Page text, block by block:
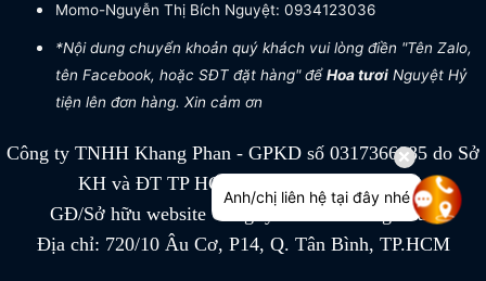
Momo-Nguyễn Thị Bích Nguyệt: 0934123036
*Nội dung chuyển khoản quý khách vui lòng điền "Tên Zalo,
tên Facebook, hoặc SĐT đặt hàng" đểHoa tươiNguyệt Hỷ
tiện lên đơn hàng. Xin cảm ơn
Công ty TNHH Khang Phan - GPKD số 0317366885 do Sở
KH và ĐT TP HCM cấp ngày 04/07/2022
GĐ/Sở hữu website Công ty TNHH Khang Phan
Địa chỉ: 720/10 Âu Cơ, P14, Q. Tân Bình, TP.HCM
Anh/chị liên hệ tại đây nhé